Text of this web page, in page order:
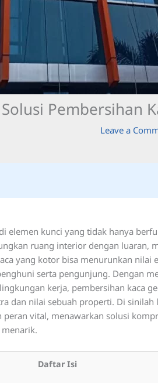
Solusi Pembersihan
Leave a
elemen kunci yang tidak hanya
ruang interior dengan luaran,
yang kotor bisa menurunkan nilai
serta pengunjung. Dengan
kerja, pembersihan kaca
dan nilai sebuah properti. Di sinilah
vital, menawarkan solusi
Daftar Isi